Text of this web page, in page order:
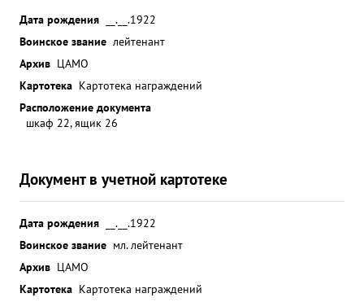
Дата рождения
__.__.1922
Воинское звание лейтенант
Архив ЦАМО
Картотека Картотека награждений
Расположение документа
шкаф 22, ящик 26
Документ в учетной картотеке
Дата рождения
__.__.1922
Воинское звание мл. лейтенант
Архив ЦАМО
Картотека Картотека награждений